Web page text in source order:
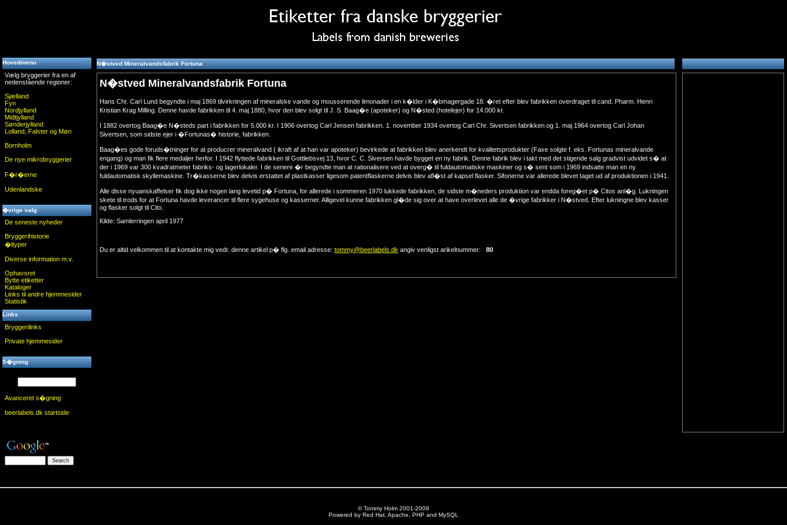
Hovedmenu
Vælg bryggerier fra en af
nedenstående regioner:
Sjælland
Fyn
Nordjylland
Midtjylland
Sønderjylland
Lolland, Falster og Møn
Bornholm
De nye mikrobryggerier
F�r�erne
Udenlandske
�vrige valg
De seneste nyheder
Bryggerihistorie
�ltyper
Diverse information m.v.
Ophavsret
Bytte etiketter
Kataloger
Links til andre hjemmesider
Statistik
Links
Bryggerilinks
Private hjemmesider
S�gning
Avanceret s�gning
beerlabels.dk startside
N�stved Mineralvandsfabrik Fortuna
N�stved Mineralvandsfabrik Fortuna
Hans Chr. Carl Lund begyndte i maj 1869 tilvirkningen af mineralske vande og mousserende limonader i en k�lder i K�bmagergade 18. �ret efter blev fabrikken overdraget til cand. Pharm. Henri
Kristian Krag Milling. Denne havde fabrikken til 4. maj 1880, hvor den blev solgt til J. S. Baag�e (apoteker) og N�sted (hotelejer) for 14.000 kr.
I 1882 overtog Baag�e N�steds part i fabrikken for 5.000 kr. I 1906 overtog Carl Jensen fabrikken. 1. november 1934 overtog Carl Chr. Sivertsen fabrikken og 1. maj 1964 overtog Carl Johan
Sivertsen, som sidste ejer i �Fortunas� historie, fabrikken.
Baag�es gode foruds�tninger for at producrer mineralvand ( ikraft af at han var apoteker) bevirkede at fabrikken blev anerkendt for kvalitetsprodukter (Faxe solgte f. eks. Fortunas mineralvande
engang) og man fik flere medaljer herfor. I 1942 flyttede fabrikken til Gottliebsvej 13, hvor C. C. Siversen havde bygget en ny fabrik. Denne fabrik blev i takt med det stigende salg gradvist udvidet s� at
der i 1969 var 300 kvadratmeter fabriks- og lagerlokaler. I de senere �r begyndte man at rationalisere ved at overg� til fuldautomatiske maskiner og s� sent som i 1969 indsatte man en ny
fuldautomatisk skyllemaskine. Tr�kasserne blev delvis erstattet af plastkasser ligesom patentflaskerne delvis blev afl�st af kapsel flasker. Sifonerne var allerede blevet taget ud af produktionen i 1941.
Alle disse nyuanskaffelser fik dog ikke nogen lang levetid p� Fortuna, for allerede i sommeren 1970 lukkede fabrikken, de sidste m�neders produktion var endda foreg�et p� Citos anl�g. Lukningen
skete til trods for at Fortuna havde leverancer til flere sygehuse og kasserner. Alligevel kunne fabrikken gl�de sig over at have overlevet alle de �vrige fabrikker i N�stved. Efter lukningne blev kasser
og flasker solgt til Cito.
Kilde: Samlerringen april 1977
Du er altid velkommen til at kontakte mig vedr. denne artikel p� flg. email adresse: tommy@beerlabels.dk angiv venligst arikelnummer: 80
© Tommy Holm 2001-2009
Powered by Red Hat, Apache, PHP and MySQL